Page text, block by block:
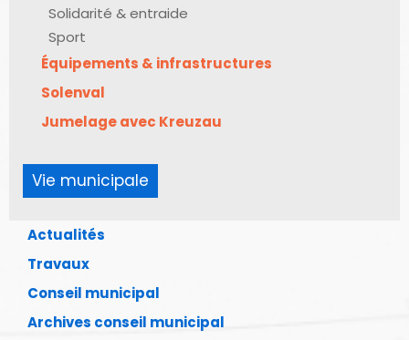
Solidarité & entraide
Sport
Équipements & infrastructures
Solenval
Jumelage avec Kreuzau
Vie municipale
Actualités
Travaux
Conseil municipal
Archives conseil municipal